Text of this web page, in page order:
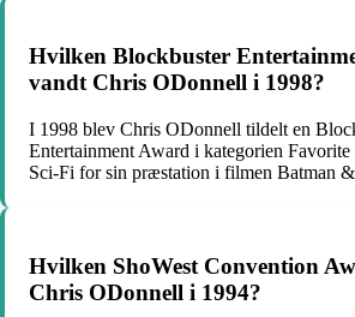
Hvilken Blockbuster
vandt Chris ODonnell i 1998?
I 1998 blev Chris ODonnell tildelt en
Entertainment Award i kategorien
Sci-Fi for sin præstation i filmen Batman
Hvilken ShoWest Convention
Chris ODonnell i 1994?